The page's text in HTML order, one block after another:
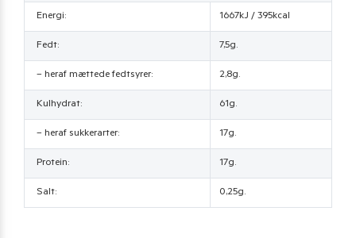
Energi: 1667kJ / 395kcal
Fedt: 7,5g.
– heraf mættede fedtsyrer: 2,8g.
Kulhydrat: 61g.
– heraf sukkerarter: 17g.
Protein: 17g.
Salt: 0,25g.